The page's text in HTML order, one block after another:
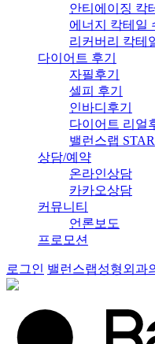
안티에이징 칵
에너지 칵테일
리커버리 칵테
다이어트 후기
자필후기
셀피 후기
인바디후기
다이어트 리얼
밸런스랩 STAR
상담/예약
온라인상담
카카오상담
커뮤니티
언론보도
프로모션
로그인 밸런스랩성형외과